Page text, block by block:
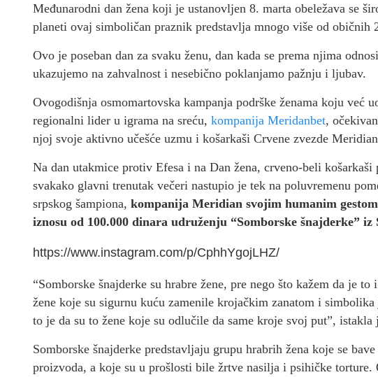
Međunarodni dan žena koji je ustanovljen 8. marta obeležava se
planeti ovaj simboličan praznik predstavlja mnogo više od običnih
Ovo je poseban dan za svaku ženu, dan kada se prema njima
ukazujemo na zahvalnost i nesebično poklanjamo pažnju i ljubav.
Ovogodišnja osmomartovska kampanja podrške ženama koju već
regionalni lider u igrama na sreću, kompanija Meridanbet,
njoj svoje aktivno učešće uzmu i košarkaši Crvene zvezde
Na dan utakmice protiv Efesa i na Dan žena, crveno-beli
svakako glavni trenutak večeri nastupio je tek na poluvremenu
srpskog šampiona, kompanija Meridian svojim humanim
iznosu od 100.000 dinara udruženju “Somborske šnajderke” iz
https://www.instagram.com/p/CphhYgojLHZ/
“Somborske šnajderke su hrabre žene, pre nego što kažem da je
žene koje su sigurnu kuću zamenile krojačkim zanatom i
to je da su to žene koje su odlučile da same kroje svoj put”,
Somborske šnajderke predstavljaju grupu hrabrih žena koje se
proizvoda, a koje su u prošlosti bile žrtve nasilja i psihičke torture.